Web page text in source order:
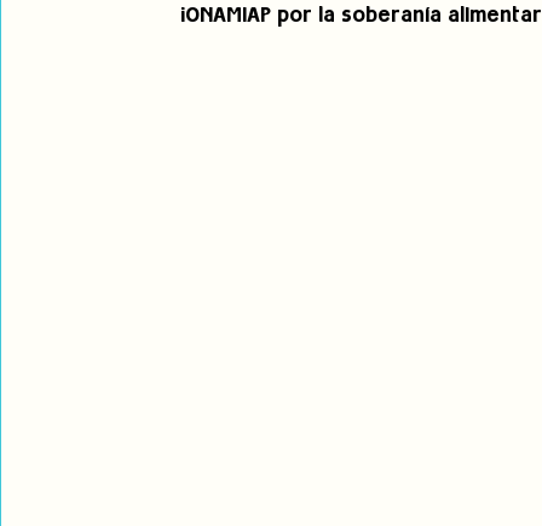
¡ONAMIAP por la soberanía